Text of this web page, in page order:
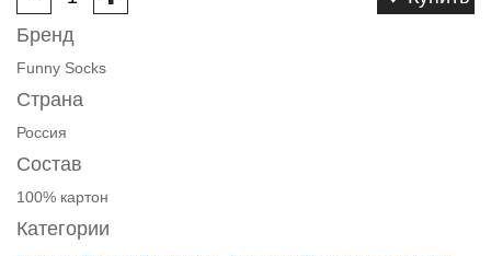
Бренд
Funny Socks
Страна
Россия
Состав
100% картон
Категории